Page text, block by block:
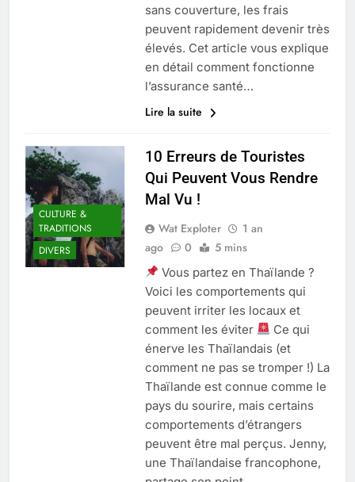
sans couverture, les frais
peuvent rapidement devenir très
élevés. Cet article vous explique
en détail comment fonctionne
l’assurance santé…
Lire la suite
CULTURE &
TRADITIONS
DIVERS
10 Erreurs de Touristes
Qui Peuvent Vous Rendre
Mal Vu !
Wat Exploter
1 an
ago
0 5 mins
Vous partez en Thaïlande ?
Voici les comportements qui
peuvent irriter les locaux et
comment les éviter
Ce qui
énerve les Thaïlandais (et
comment ne pas se tromper !) La
Thaïlande est connue comme le
pays du sourire, mais certains
comportements d’étrangers
peuvent être mal perçus. Jenny,
une Thaïlandaise francophone,